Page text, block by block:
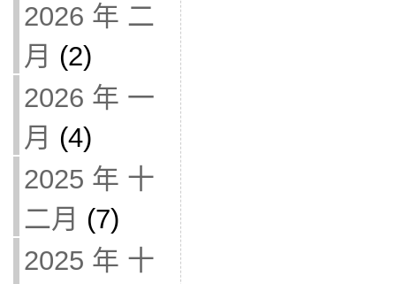
2026 年 二
月 (2)
2026 年 一
月 (4)
2025 年 十
二月 (7)
2025 年 十